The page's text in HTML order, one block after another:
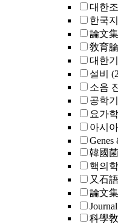
대한
한국
論文集
敎育
대한
설비
소음
공학
요가
아시
Genes
韓國
핵의
又石
論文
科學